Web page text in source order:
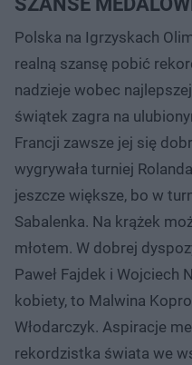
Polska na Igrzyskach
realną szansę pobić
nadzieje wobec
świątek zagra na
Francji zawsze jej się
wygrywała turniej
jeszcze większe, bo w
Sabalenka. Na krążek
młotem. W dobrej
Paweł Fajdek i Wojciech
kobiety, to Malwina
Włodarczyk. Aspiracje
rekordzistka świata we